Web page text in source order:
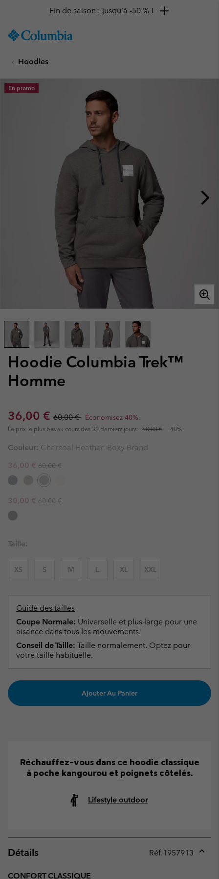
TO
SKIP
MAIN
NAV
Fin de saison : jusqu'à -50 % !
Hoodies
Hoodie Columbia Trek™
Homme
Sale price:
36,00 € Regular price:
60,00 € Économisez 40%
Le prix le plus bas au cours des 30 derniers jours: 60,00 € -40%
En promo
Couleur: Charcoal Heather, Boxy Brand
Sale price:
36,00 € Regular price:
60,00 €
Sale price:
30,00 € Regular price:
60,00 €
Taille:
XS S M L XL XXL
Guide des tailles
Coupe Normale: Universelle et plus large pour une
aisance dans tous les mouvements.
Conseil de Taille: Taille normalement. Optez pour
votre taille habituelle.
Ajouter Au Panier
Réchauffez-vous dans ce hoodie classique
à poche kangourou et poignets côtelés.
Lifestyle outdoor
Détails Réf.1957913
CONFORT CLASSIQUE